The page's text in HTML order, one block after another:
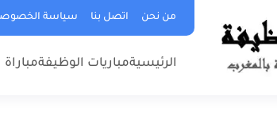
من نحن اتصل بنا سياسة
الرئيسيةمباريات الوظيفةمباراة